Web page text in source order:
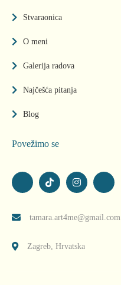
Stvaraonica
O meni
Galerija radova
Najčešća pitanja
Blog
Povežimo se
tamara.art4me@gmail.com
Zagreb, Hrvatska